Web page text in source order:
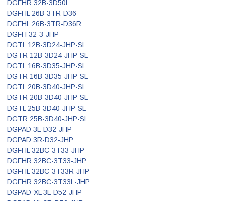
DGFHR 32B-3D50L
DGFHL 26B-3TR-D36
DGFHL 26B-3TR-D36R
DGFH 32-3-JHP
DGTL 12B-3D24-JHP-SL
DGTR 12B-3D24-JHP-SL
DGTL 16B-3D35-JHP-SL
DGTR 16B-3D35-JHP-SL
DGTL 20B-3D40-JHP-SL
DGTR 20B-3D40-JHP-SL
DGTL 25B-3D40-JHP-SL
DGTR 25B-3D40-JHP-SL
DGPAD 3L-D32-JHP
DGPAD 3R-D32-JHP
DGFHL 32BC-3T33-JHP
DGFHR 32BC-3T33-JHP
DGFHL 32BC-3T33R-JHP
DGFHR 32BC-3T33L-JHP
DGPAD-XL 3L-D52-JHP